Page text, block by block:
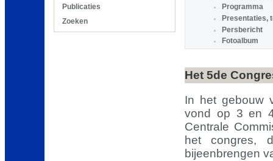
Publicaties
Zoeken
Programma
Presentaties,
Persbericht
Fotoalbum
Het 5de
In het gebouw
vond op 3 en
Centrale
het congres,
bijeenbrengen